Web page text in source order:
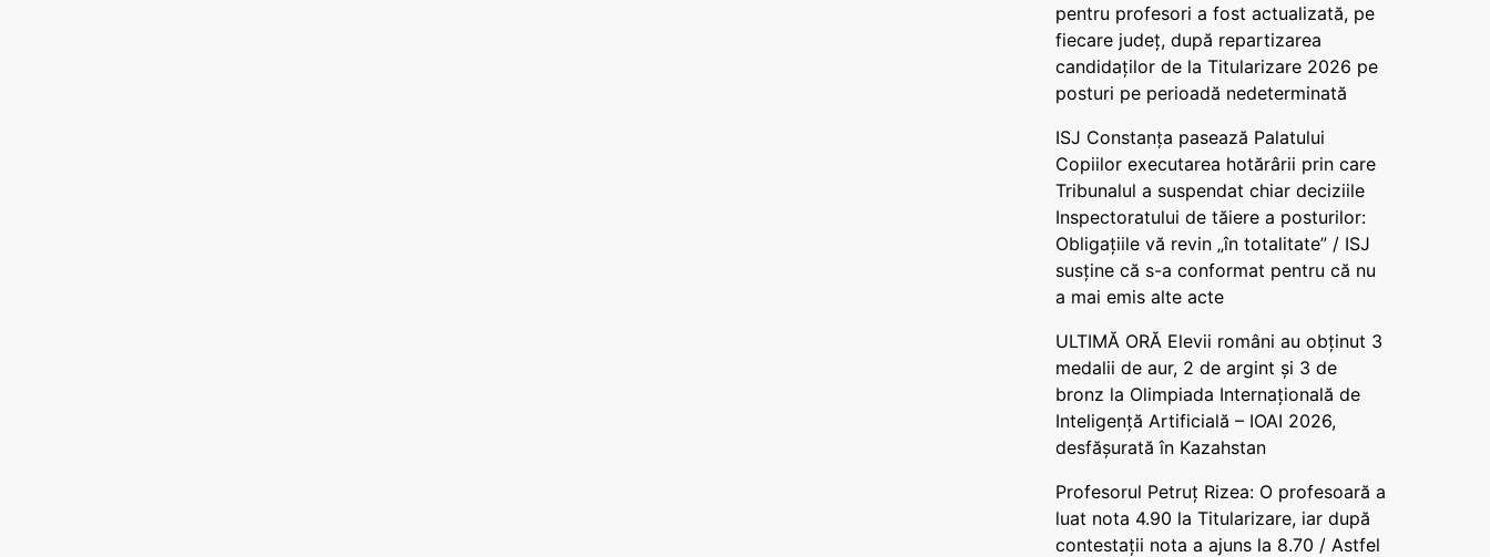
pentru profesori a fost actualizată, pe
fiecare județ, după repartizarea
candidaților de la Titularizare 2026 pe
posturi pe perioadă nedeterminată
ISJ Constanța pasează Palatului
Copiilor executarea hotărârii prin care
Tribunalul a suspendat chiar deciziile
Inspectoratului de tăiere a posturilor:
Obligațiile vă revin „în totalitate” / ISJ
susține că s-a conformat pentru că nu
a mai emis alte acte
ULTIMĂ ORĂ Elevii români au obținut 3
medalii de aur, 2 de argint și 3 de
bronz la Olimpiada Internațională de
Inteligență Artificială – IOAI 2026,
desfășurată în Kazahstan
Profesorul Petruț Rizea: O profesoară a
luat nota 4.90 la Titularizare, iar după
contestații nota a ajuns la 8.70 / Astfel